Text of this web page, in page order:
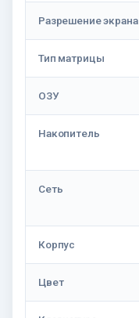
Разрешение экрана
Тип матрицы
ОЗУ
Накопитель
Сеть
Корпус
Цвет